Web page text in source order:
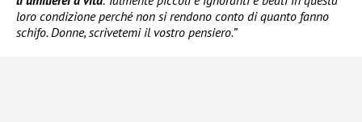
loro condizione perché non si rendono conto di quanto fanno
schifo. Donne, scrivetemi il vostro pensiero.”